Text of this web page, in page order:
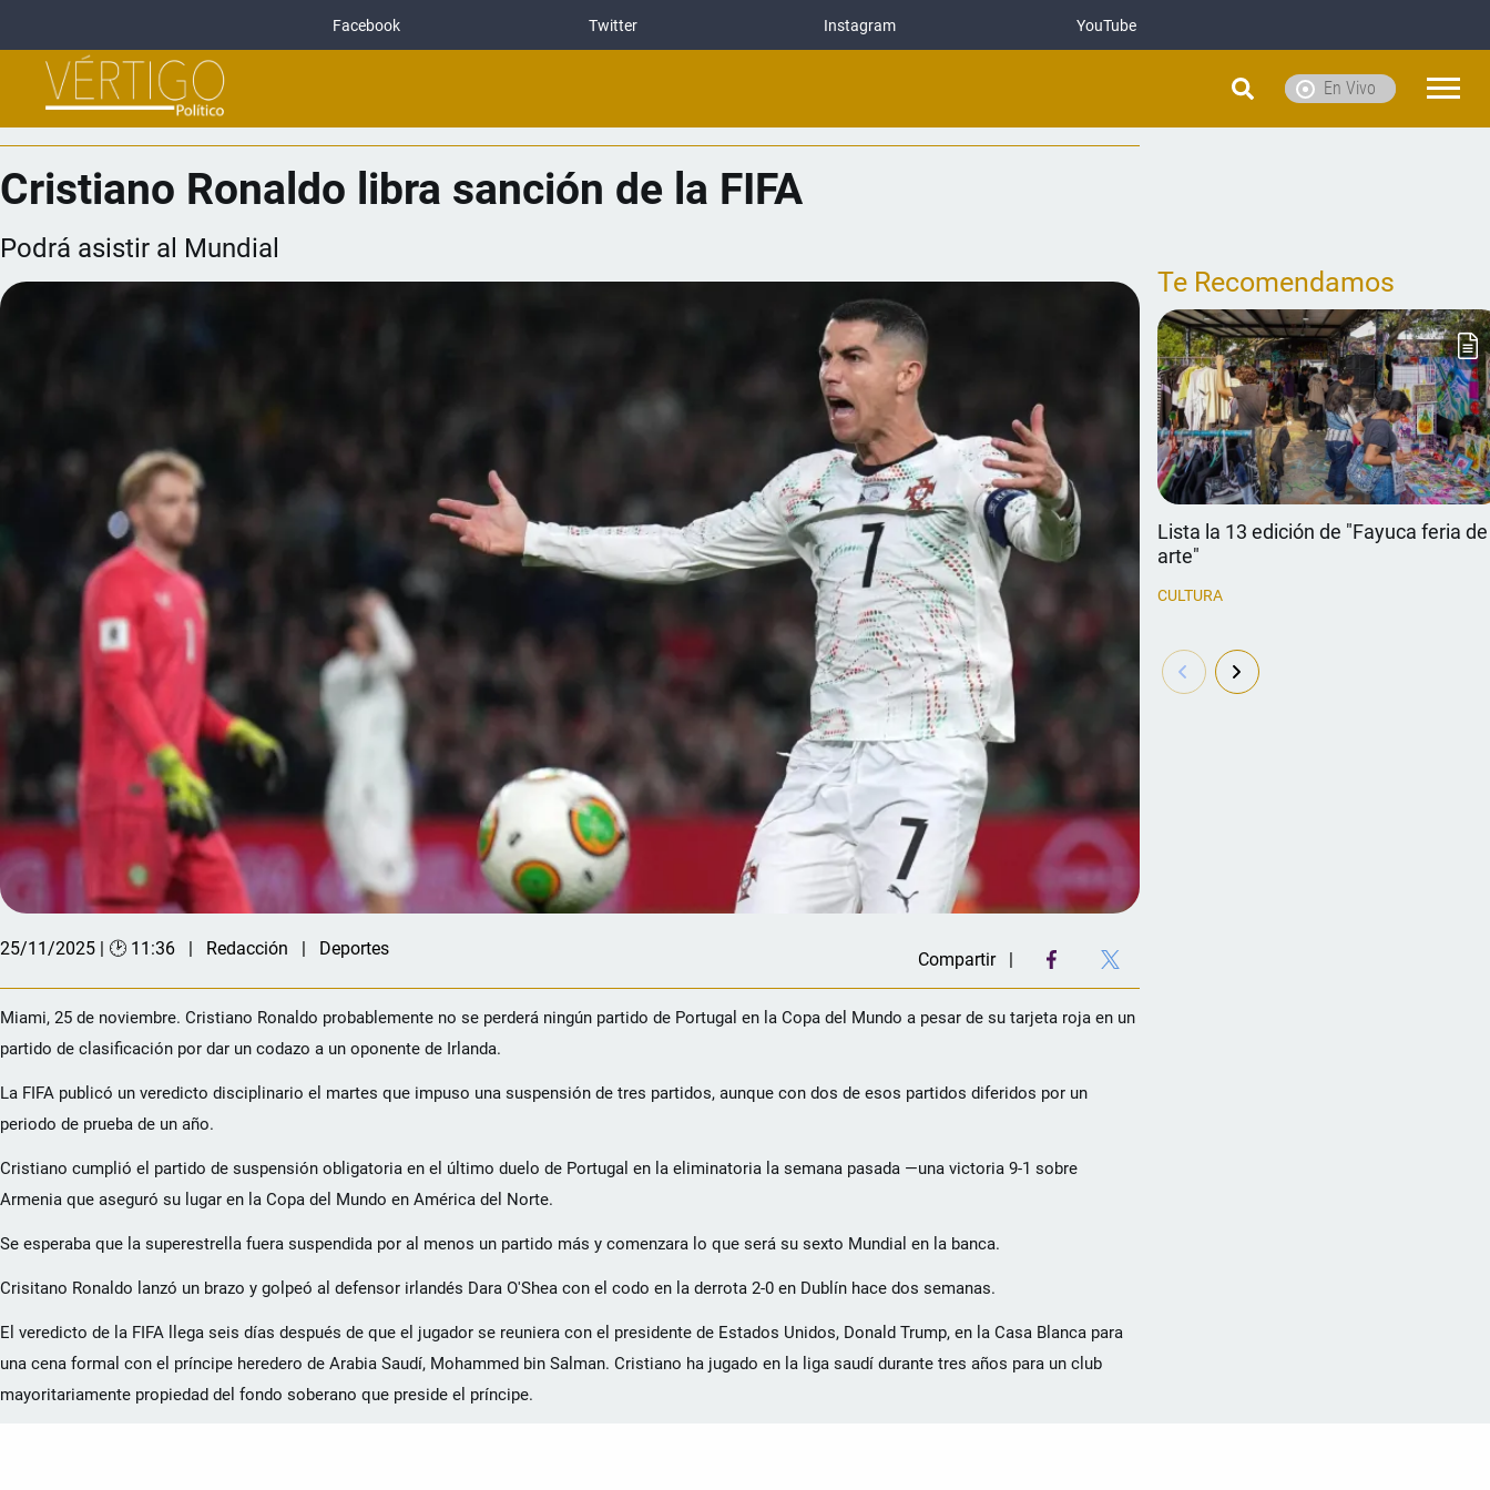
Facebook Twitter Instagram YouTube
En Vivo
Cristiano Ronaldo libra sanción de la FIFA
Podrá asistir al Mundial
25/11/2025 | 🕑 11:36 Redacción Deportes
Compartir
Miami, 25 de noviembre. Cristiano Ronaldo probablemente no se perderá ningún partido de Portugal en la Copa del Mundo a pesar de su tarjeta roja en un
partido de clasificación por dar un codazo a un oponente de Irlanda.
La FIFA publicó un veredicto disciplinario el martes que impuso una suspensión de tres partidos, aunque con dos de esos partidos diferidos por un
periodo de prueba de un año.
Cristiano cumplió el partido de suspensión obligatoria en el último duelo de Portugal en la eliminatoria la semana pasada —una victoria 9-1 sobre
Armenia que aseguró su lugar en la Copa del Mundo en América del Norte.
Se esperaba que la superestrella fuera suspendida por al menos un partido más y comenzara lo que será su sexto Mundial en la banca.
Crisitano Ronaldo lanzó un brazo y golpeó al defensor irlandés Dara O'Shea con el codo en la derrota 2-0 en Dublín hace dos semanas.
El veredicto de la FIFA llega seis días después de que el jugador se reuniera con el presidente de Estados Unidos, Donald Trump, en la Casa Blanca para
una cena formal con el príncipe heredero de Arabia Saudí, Mohammed bin Salman. Cristiano ha jugado en la liga saudí durante tres años para un club
mayoritariamente propiedad del fondo soberano que preside el príncipe.
Te Recomendamos
Lista la 13 edición de "Fayuca feria de
arte"
CULTURA